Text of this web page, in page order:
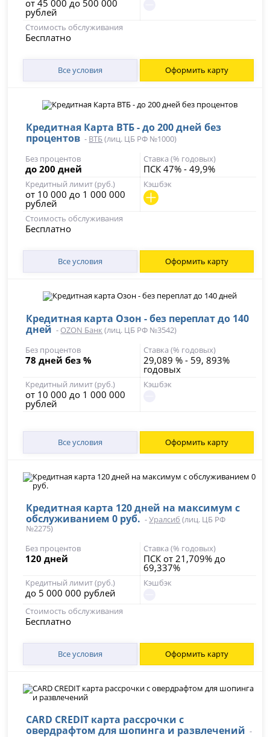
от 45 000 до 500 000
рублей
Стоимость обслуживания
Бесплатно
Все условия Оформить карту
Кредитная Карта ВТБ - до 200 дней без
процентов - ВТБ(лиц. ЦБ РФ №1000)
Без процентов
до 200 дней
Ставка (% годовых)
ПСК 47% - 49,9%
Кредитный лимит (руб.)
от 10 000 до 1 000 000
рублей
Кэшбэк
Стоимость обслуживания
Бесплатно
Все условия Оформить карту
Кредитная карта Озон - без переплат до 140
дней - OZON Банк (лиц. ЦБ РФ №3542)
Без процентов
78 дней без %
Ставка (% годовых)
29,089 % - 59, 893%
годовых
Кредитный лимит (руб.)
от 10 000 до 1 000 000
рублей
Кэшбэк
Все условия Оформить карту
Кредитная карта 120 дней на максимум с
обслуживанием 0 руб. -Уралсиб (лиц. ЦБ РФ
№2275)
Без процентов
120 дней
Ставка (% годовых)
ПСК от 21,709% до
69,337%
Кредитный лимит (руб.)
до 5 000 000 рублей
Кэшбэк
Стоимость обслуживания
Бесплатно
Все условия Оформить карту
CARD CREDIT карта рассрочки с
овердрафтом для шопинга и развлечений -